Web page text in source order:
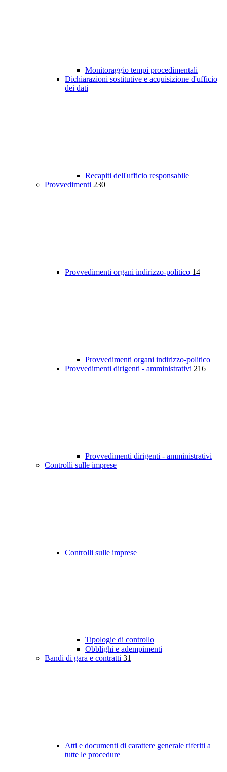
Monitoraggio tempi procedimentali
Dichiarazioni sostitutive e acquisizione d'ufficio
dei dati
Recapiti dell'ufficio responsabile
Provvedimenti 230
Provvedimenti organi indirizzo-politico 14
Provvedimenti organi indirizzo-politico
Provvedimenti dirigenti - amministrativi 216
Provvedimenti dirigenti - amministrativi
Controlli sulle imprese
Controlli sulle imprese
Tipologie di controllo
Obblighi e adempimenti
Bandi di gara e contratti 31
Atti e documenti di carattere generale riferiti a
tutte le procedure